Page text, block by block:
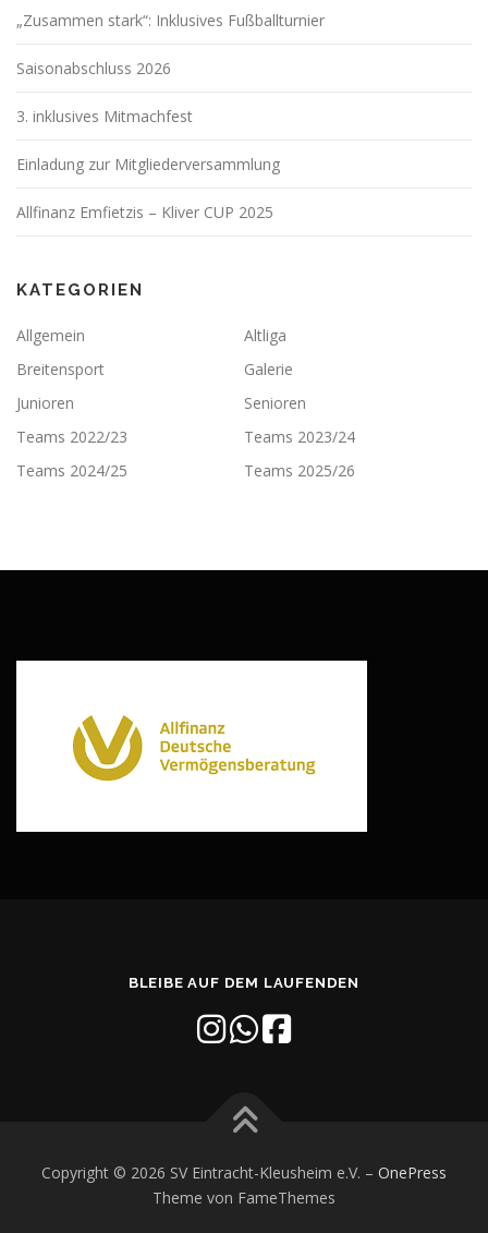
„Zusammen stark“: Inklusives Fußballturnier
Saisonabschluss 2026
3. inklusives Mitmachfest
Einladung zur Mitgliederversammlung
Allfinanz Emfietzis – Kliver CUP 2025
KATEGORIEN
Allgemein
Altliga
Breitensport
Galerie
Junioren
Senioren
Teams 2022/23
Teams 2023/24
Teams 2024/25
Teams 2025/26
BLEIBE AUF DEM LAUFENDEN
Copyright © 2026 SV Eintracht-Kleusheim e.V. – OnePress
Theme von FameThemes